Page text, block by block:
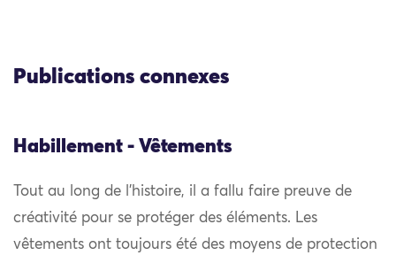
Publications connexes
Habillement - Vêtements
Tout au long de l’histoire, il a fallu faire preuve de
créativité pour se protéger des éléments. Les
vêtements ont toujours été des moyens de protection